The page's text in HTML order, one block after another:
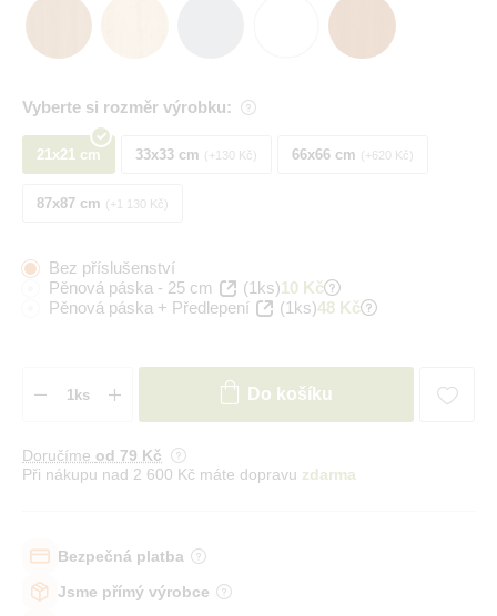
Vyberte si rozměr výrobku:
21x21 cm 33x33 cm +130 Kč 66x66 cm +620 Kč
87x87 cm +1 130 Kč
Bez příslušenství
Pěnová páska - 25 cm
(1ks)10 Kč
Pěnová páska + Předlepení
(1ks)48 Kč
Do košíku
Doručíme od 79 Kč
Při nákupu nad 2 600 Kč máte dopravu zdarma
Bezpečná platba
Jsme přímý výrobce